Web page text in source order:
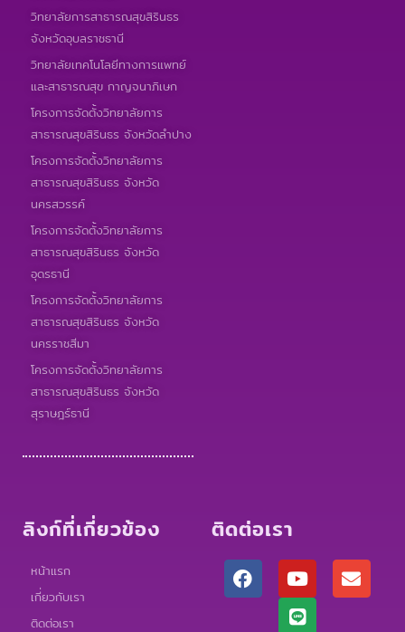
วิทยาลัยการสาธารณสุขสิรินธร
จังหวัดอุบลราชธานี
วิทยาลัยเทคโนโลยีทางการแพทย์
และสาธารณสุข กาญจนาภิเษก
โครงการจัดตั้งวิทยาลัยการ
สาธารณสุขสิรินธร จังหวัดลำปาง
โครงการจัดตั้งวิทยาลัยการ
สาธารณสุขสิรินธร จังหวัด
นครสวรรค์
โครงการจัดตั้งวิทยาลัยการ
สาธารณสุขสิรินธร จังหวัด
อุดรธานี
โครงการจัดตั้งวิทยาลัยการ
สาธารณสุขสิรินธร จังหวัด
นครราชสีมา
โครงการจัดตั้งวิทยาลัยการ
สาธารณสุขสิรินธร จังหวัด
สุราษฎร์ธานี
ลิงก์ที่เกี่ยวข้อง
หน้าแรก
เกี่ยวกับเรา
ติดต่อเรา
ติดต่อเรา
F
a
c
Y
o
u
t
E
n
v
L
i
n
e